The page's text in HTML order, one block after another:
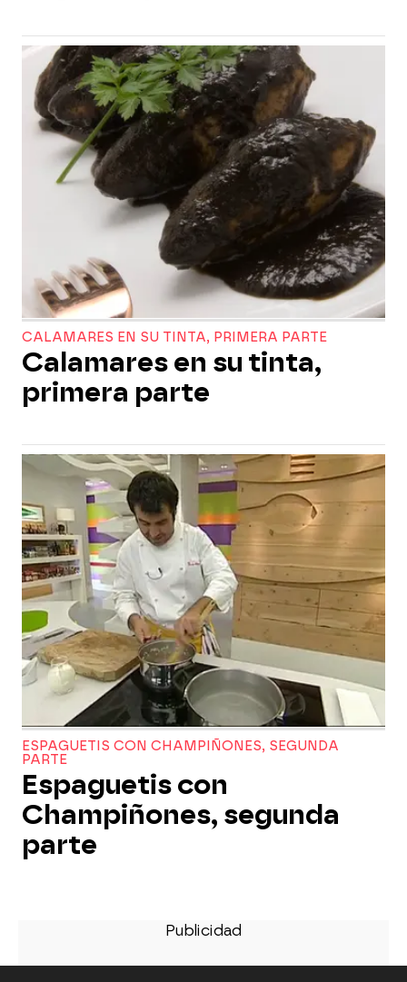
CALAMARES EN SU TINTA, PRIMERA PARTE
Calamares en su tinta,
primera parte
ESPAGUETIS CON CHAMPIÑONES, SEGUNDA
PARTE
Espaguetis con
Champiñones, segunda
parte